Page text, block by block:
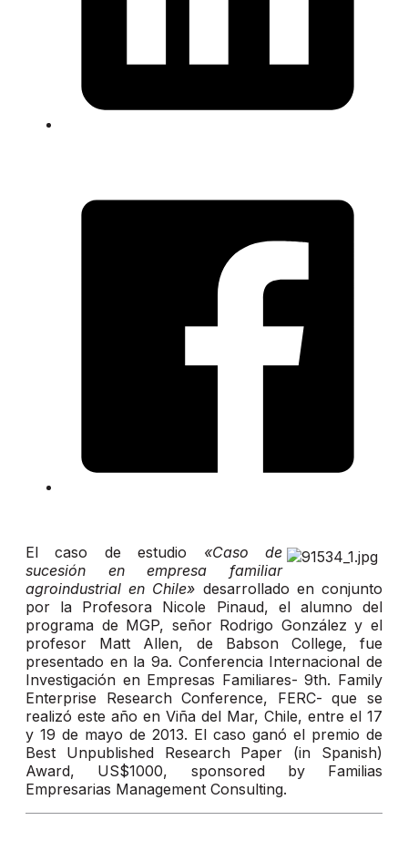
El caso de estudio «Caso de
sucesión en empresa familiar
agroindustrial en Chile» desarrollado en conjunto
por la Profesora Nicole Pinaud, el alumno del
programa de MGP, señor Rodrigo González y el
profesor Matt Allen, de Babson College, fue
presentado en la 9a. Conferencia Internacional de
Investigación en Empresas Familiares- 9th. Family
Enterprise Research Conference, FERC- que se
realizó este año en Viña del Mar, Chile, entre el 17
y 19 de mayo de 2013. El caso ganó el premio de
Best Unpublished Research Paper (in Spanish)
Award, US$1000, sponsored by Familias
Empresarias Management Consulting.